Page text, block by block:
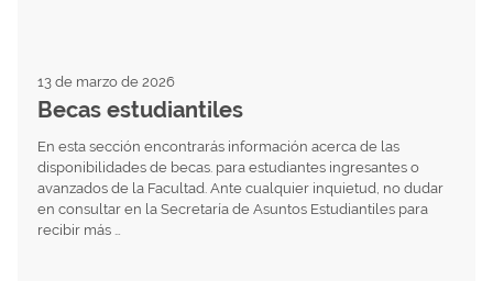
13 de marzo de 2026
Becas estudiantiles
En esta sección encontrarás información acerca de las
disponibilidades de becas. para estudiantes ingresantes o
avanzados de la Facultad. Ante cualquier inquietud, no dudar
en consultar en la Secretaría de Asuntos Estudiantiles para
recibir más …